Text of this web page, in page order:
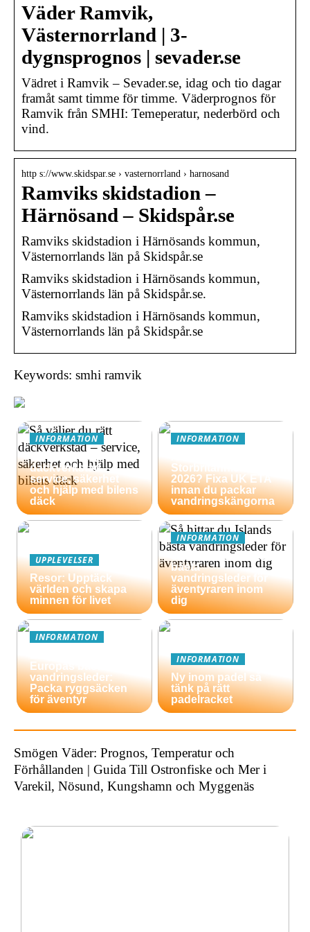
Väder Ramvik,
Västernorrland | 3-
dygnsprognos | sevader.se
Vädret i Ramvik – Sevader.se, idag och tio dagar
framåt samt timme för timme. Väderprognos för
Ramvik från SMHI: Temeperatur, nederbörd och
vind.
http s://www.skidspar.se › vasternorrland › harnosand
Ramviks skidstadion –
Härnösand – Skidspår.se
Ramviks skidstadion i Härnösands kommun,
Västernorrlands län på Skidspår.se
Ramviks skidstadion i Härnösands kommun,
Västernorrlands län på Skidspår.se.
Ramviks skidstadion i Härnösands kommun,
Västernorrlands län på Skidspår.se
Keywords: smhi ramvik
INFORMATION
Så väljer du rätt
däckverkstad –
service, säkerhet
och hjälp med bilens
däck
INFORMATION
Storbritannien
2026? Fixa UK ETA
innan du packar
vandringskängorna
UPPLEVELSER
Resor: Upptäck
världen och skapa
minnen för livet
INFORMATION
Så hittar du Islands
bästa
vandringsleder för
äventyraren inom
dig
INFORMATION
Europas bästa
vandringsleder:
Packa ryggsäcken
för äventyr
INFORMATION
Ny inom padel så
tänk på rätt
padelracket
Smögen Väder: Prognos, Temperatur och
Förhållanden | Guida Till Ostronfiske och Mer i
Varekil, Nösund, Kungshamn och Myggenäs